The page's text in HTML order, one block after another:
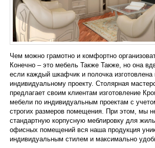
Сотрудничество
Статьи
Наши услуги
Чем можно грамотно и комфортно
Конечно – это мебель Также Также, но она
если каждый шкафчик и полочка изготовлена
индивидуальному проекту. Столярная
предлагает своим клиентам изготовление
мебели по индивидуальным проектам с
строгих размеров помещения. При этом, мы
стандартную корпусную меблировку для
офисных помещений вся наша продукция
индивидуальным стилем и максимально